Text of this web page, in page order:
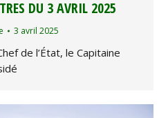
DU 3 AVRIL 2025
3 avril 2025
de l’État, le Capitaine